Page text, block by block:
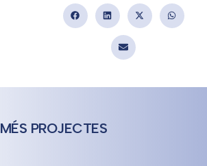
MÉS PROJECTES